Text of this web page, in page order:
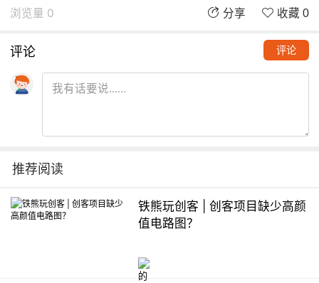
浏览量 0 分享 收藏 0
评论 评论
推荐阅读
铁熊玩创客 | 创客项目缺少高颜
值电路图？